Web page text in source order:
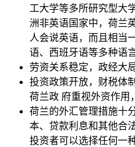
工大学等多所研究型大
洲非英语国家中，荷兰
人会说英语，而且相当
语、西班牙语等多种语
劳资关系稳定，政经大
投资政策开放，财税体
荷兰政 府重视外资作用
荷兰的外汇管理措施十
本、贷款利息和其他合
投资者可以选择任何一